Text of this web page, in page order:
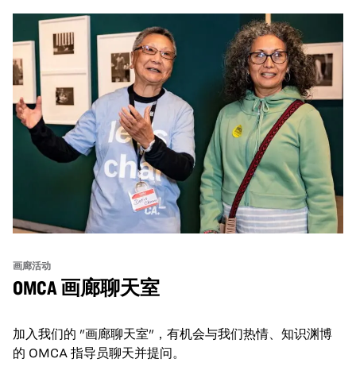
画廊活动
OMCA 画廊聊天室
加入我们的 "画廊聊天室"，有机会与我们热情、知识渊博
的 OMCA 指导员聊天并提问。